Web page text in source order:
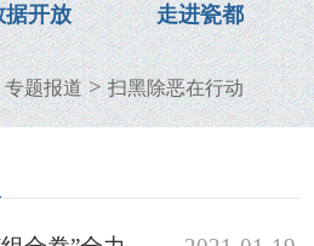
据开放 走进瓷都
专题报道>扫黑除恶在行动